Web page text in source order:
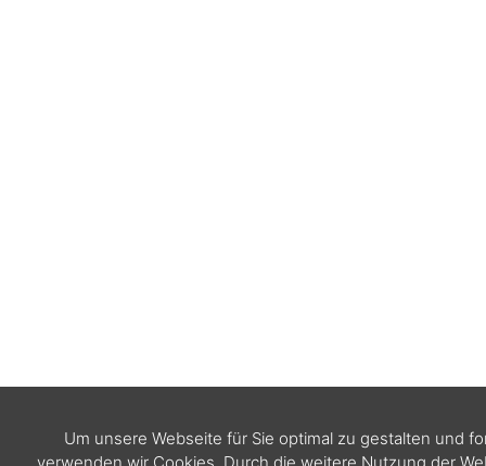
Um unsere Webseite für Sie optimal zu gestalten und